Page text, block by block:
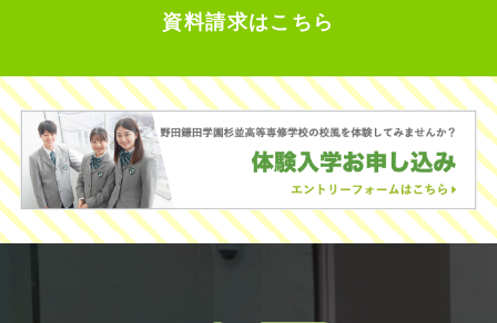
資料請求はこちら